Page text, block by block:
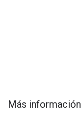
Más información